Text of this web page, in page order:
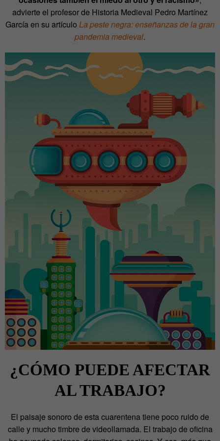
advierte el profesor de Historia Medieval Pedro Martínez
García en su artículo La peste negra: enseñanzas de la gran
pandemia medieval.
¿CÓMO PUEDE AFECTAR
AL TRABAJO?
El paisaje sonoro de esta cuarentena tiene poco ruido de
calle y mucho timbre de videollamada. El trabajo de oficina